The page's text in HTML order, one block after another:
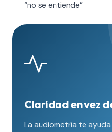
“no se entiende”
Claridad en vez
La audiometría te